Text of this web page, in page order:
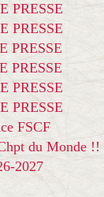
PRESSE
PRESSE
PRESSE
PRESSE
PRESSE
PRESSE
FSCF
du Monde !!
2027